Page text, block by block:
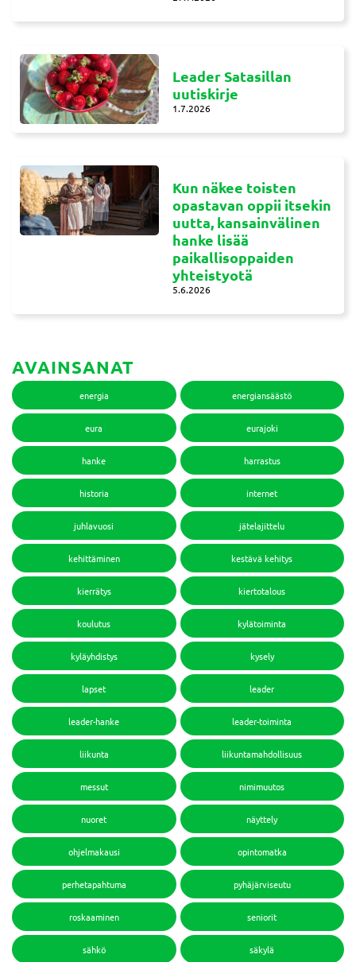
Leader Satasillan
uutiskirje
1.7.2026
Kun näkee toisten
opastavan oppii itsekin
uutta, kansainvälinen
hanke lisää
paikallisoppaiden
yhteistyotä
5.6.2026
AVAINSANAT
energia energiansäästö
eura eurajoki
hanke harrastus
historia internet
juhlavuosi jätelajittelu
kehittäminen kestävä kehitys
kierrätys kiertotalous
koulutus kylätoiminta
kyläyhdistys kysely
lapset leader
leader-hanke leader-toiminta
liikunta liikuntamahdollisuus
messut nimimuutos
nuoret näyttely
ohjelmakausi opintomatka
perhetapahtuma pyhäjärviseutu
roskaaminen seniorit
sähkö säkylä